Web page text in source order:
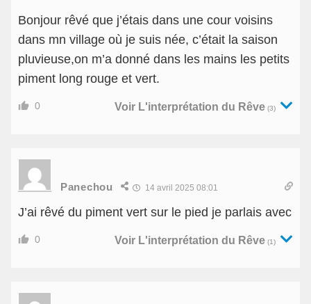
Bonjour rêvé que j’étais dans une cour voisins
dans mn village où je suis née, c’était la saison
pluvieuse,on m’a donné dans les mains les petits
piment long rouge et vert.
0 Voir L'interprétation du Rêve (3)
Panechou 14 avril 2025 08:01
J’ai rêvé du piment vert sur le pied je parlais avec
0 Voir L'interprétation du Rêve (1)